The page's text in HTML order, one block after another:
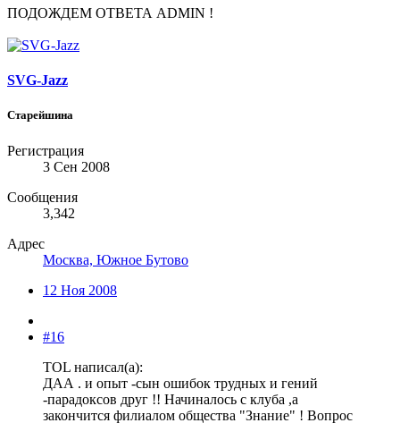
ПОДОЖДЕМ ОТВЕТА ADMIN !
SVG-Jazz
Старейшина
Регистрация
3 Сен 2008
Сообщения
3,342
Адрес
Москва, Южное Бутово
12 Ноя 2008
#16
TOL написал(а):
ДАА . и опыт -сын ошибок трудных и гений
-парадоксов друг !! Начиналось с клуба ,а
закончится филиалом общества "Знание" ! Вопрос